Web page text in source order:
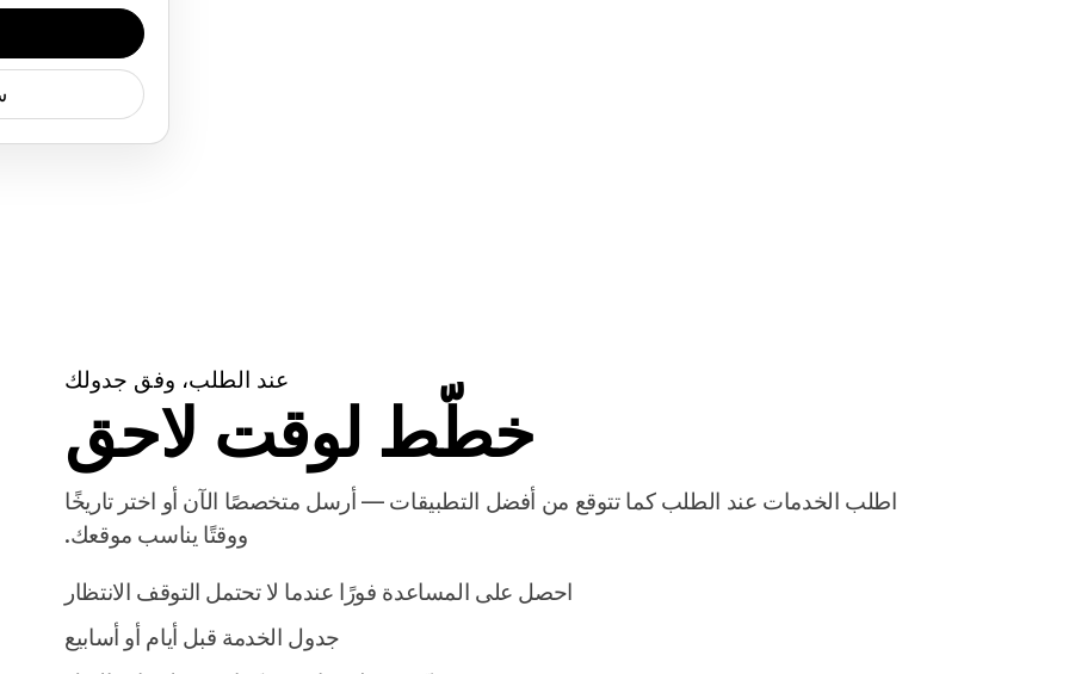
عند الطلب، وفق جدولك
خطّط لوقت لاحق
اطلب الخدمات عند الطلب كما تتوقع من أفضل التطبيقات — أرسل متخصصًا الآن أو اختر تاريخًا
ووقتًا يناسب موقعك.
احصل على المساعدة فورًا عندما لا تحتمل التوقف الانتظار
جدول الخدمة قبل أيام أو أسابيع